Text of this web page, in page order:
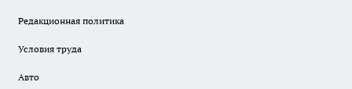
Редакционная политика
Условия труда
Авто